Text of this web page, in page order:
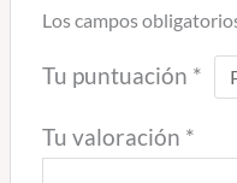
Los campos
Tu puntuación *
Tu valoración *